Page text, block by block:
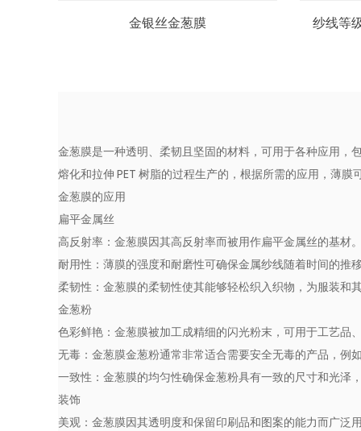
金银丝金葱膜 纱线等
金葱膜是一种透明、柔韧且坚固的材料，可用于各种应用，
熔化和拉伸 PET 树脂的过程生产的，根据所需的应用，薄
金葱膜的应用
扁平金属丝
高反射率：金葱膜因其高反射率而被用作扁平金属丝的基
耐用性：薄膜的强度和耐磨性可确保金属纱线随着时间的推
柔韧性：金葱膜的柔韧性使其能够轻松织入织物，为服装和
金葱粉
色彩鲜艳：金葱膜被加工成精细的闪光粉末，可用于工艺
无毒：金葱膜金葱粉通常非常适合需要安全无毒的产品，例
一致性：金葱膜的均匀性确保金葱粉具有一致的尺寸和光泽
装饰
美观：金葱膜因其透明度和保留印刷品和图案的能力而广泛